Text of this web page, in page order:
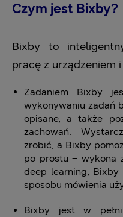
Czym jest Bixby?
Bixby to
pracę z urządzeniem
Zadaniem Bixby
wykonywaniu zadań
opisane, a także
zachowań.
zrobić, a Bixby
po prostu – wykona
deep learning, Bixby
sposobu mówienia
Bixby jest w